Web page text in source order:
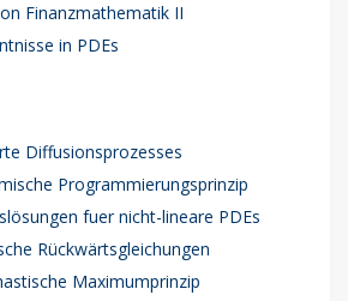
Finanzmathematik II
in PDEs
Diffusionsprozesses
Programmierungsprinzip
fuer nicht-lineare PDEs
Rückwärtsgleichungen
Maximumprinzip